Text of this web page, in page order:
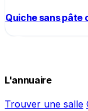
Quiche sans
L'annuaire
Trouver une salle